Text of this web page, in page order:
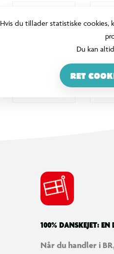
Hvis du tillader statistiske cookies,
Du kan
RET
100% DANSKEJET:
Når du handler i